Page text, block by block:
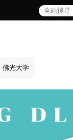
佛光大学